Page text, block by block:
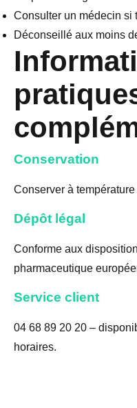
Consulter un médecin si
Déconseillé aux moins
Conservation
Conserver à température
Dépôt légal
Conforme aux
pharmaceutique
Service client
04 68 89 20 20 –
horaires.